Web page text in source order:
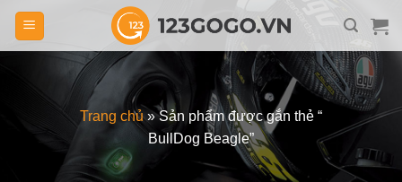
Skip
content
Trang chủ»Sản phẩm được gắn thẻ “
BullDog Beagle”